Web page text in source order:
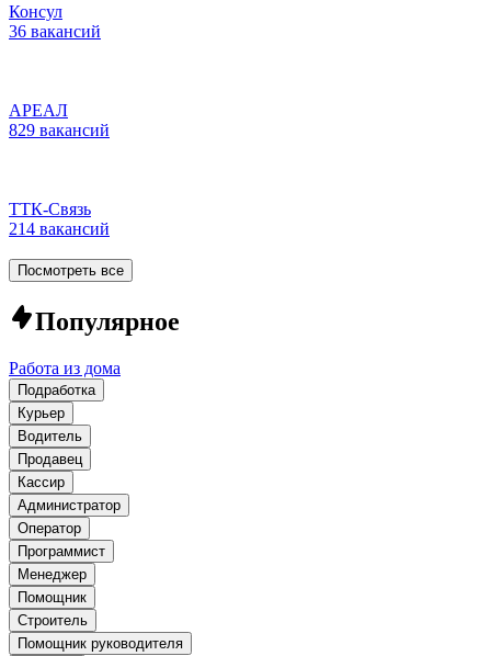
Консул
36 вакансий
АРЕАЛ
829 вакансий
ТТК-Связь
214 вакансий
Посмотреть все
Популярное
Работа из дома
Подработка
Курьер
Водитель
Продавец
Кассир
Администратор
Оператор
Программист
Менеджер
Помощник
Строитель
Помощник руководителя